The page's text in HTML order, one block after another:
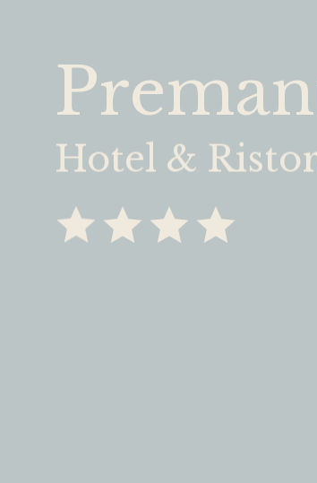
Hotel &